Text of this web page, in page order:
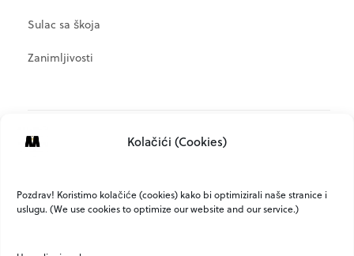
Kolačići (Cookies)
Pozdrav! Koristimo kolačiće (cookies) kako bi optimizirali naše stranice i
uslugu. (We use cookies to optimize our website and our service.)
Sulac sa škoja
Zanimljivosti
Kanal objava
Kanal komentara